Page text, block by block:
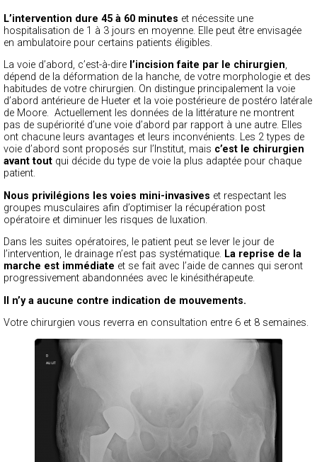
L’intervention dure 45 à 60 minutes et nécessite une
hospitalisation de 1 à 3 jours en moyenne. Elle peut être envisagée
en ambulatoire pour certains patients éligibles.
La voie d’abord, c’est-à-dire l’incision faite par le chirurgien,
dépend de la déformation de la hanche, de votre morphologie et des
habitudes de votre chirurgien. On distingue principalement la voie
d’abord antérieure de Hueter et la voie postérieure de postéro latérale
de Moore. Actuellement les données de la littérature ne montrent
pas de supériorité d’une voie d’abord par rapport à une autre. Elles
ont chacune leurs avantages et leurs inconvénients. Les 2 types de
voie d’abord sont proposés sur l’Institut, mais c’est le chirurgien
avant tout qui décide du type de voie la plus adaptée pour chaque
patient.
Nous privilégions les voies mini-invasives et respectant les
groupes musculaires afin d’optimiser la récupération post
opératoire et diminuer les risques de luxation.
Dans les suites opératoires, le patient peut se lever le jour de
l’intervention, le drainage n’est pas systématique. La reprise de la
marche est immédiate et se fait avec l’aide de cannes qui seront
progressivement abandonnées avec le kinésithérapeute.
Il n’y a aucune contre indication de mouvements.
Votre chirurgien vous reverra en consultation entre 6 et 8 semaines.